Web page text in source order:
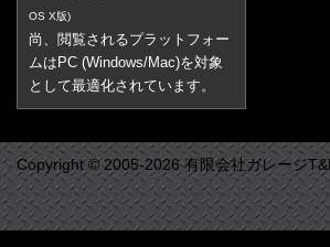
OS X版)
尚、閲覧されるプラットフォー
ムはPC (Windows/Mac)を対象
として最適化されています。
Copyright © 2005-2026 有限会社ガレージ